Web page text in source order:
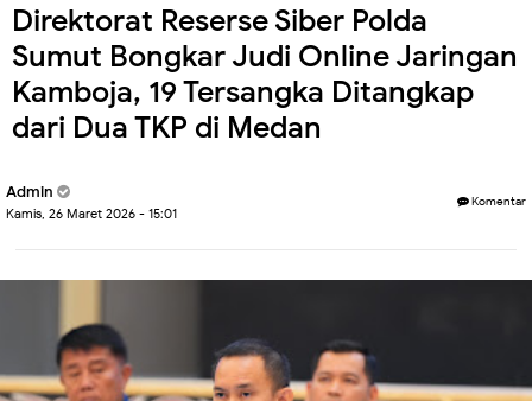
Direktorat Reserse Siber Polda
Sumut Bongkar Judi Online Jaringan
Kamboja, 19 Tersangka Ditangkap
dari Dua TKP di Medan
Admin
Kamis, 26 Maret 2026 - 15:01
Komentar